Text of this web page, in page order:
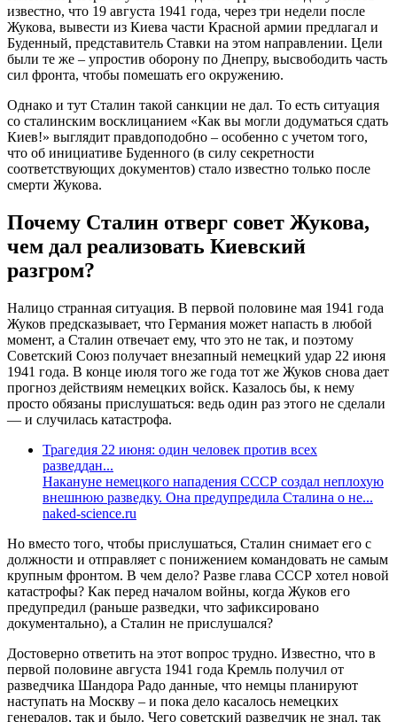
известно, что 19 августа 1941 года, через три недели после
Жукова, вывести из Киева части Красной армии предлагал и
Буденный, представитель Ставки на этом направлении. Цели
были те же – упростив оборону по Днепру, высвободить часть
сил фронта, чтобы помешать его окружению.
Однако и тут Сталин такой санкции не дал. То есть ситуация
со сталинским восклицанием «Как вы могли додуматься сдать
Киев!» выглядит правдоподобно – особенно с учетом того,
что об инициативе Буденного (в силу секретности
соответствующих документов) стало известно только после
смерти Жукова.
Почему Сталин отверг совет Жукова,
чем дал реализовать Киевский
разгром?
Налицо странная ситуация. В первой половине мая 1941 года
Жуков предсказывает, что Германия может напасть в любой
момент, а Сталин отвечает ему, что это не так, и поэтому
Советский Союз получает внезапный немецкий удар 22 июня
1941 года. В конце июля того же года тот же Жуков снова дает
прогноз действиям немецких войск. Казалось бы, к нему
просто обязаны прислушаться: ведь один раз этого не сделали
— и случилась катастрофа.
Трагедия 22 июня: один человек против всех
разведдан...
Накануне немецкого нападения СССР создал неплохую
внешнюю разведку. Она предупредила Сталина о не...
naked-science.ru
Но вместо того, чтобы прислушаться, Сталин снимает его с
должности и отправляет с понижением командовать не самым
крупным фронтом. В чем дело? Разве глава СССР хотел новой
катастрофы? Как перед началом войны, когда Жуков его
предупредил (раньше разведки, что зафиксировано
документально), а Сталин не прислушался?
Достоверно ответить на этот вопрос трудно. Известно, что в
первой половине августа 1941 года Кремль получил от
разведчика Шандора Радо данные, что немцы планируют
наступать на Москву – и пока дело касалось немецких
генералов, так и было. Чего советский разведчик не знал, так